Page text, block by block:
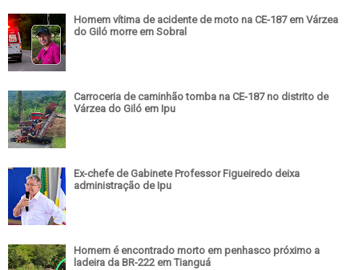
Homem vítima de acidente de moto na CE-187 em Várzea
do Giló morre em Sobral
Carroceria de caminhão tomba na CE-187 no distrito de
Várzea do Giló em Ipu
Ex-chefe de Gabinete Professor Figueiredo deixa
administração de Ipu
Homem é encontrado morto em penhasco próximo a
ladeira da BR-222 em Tianguá